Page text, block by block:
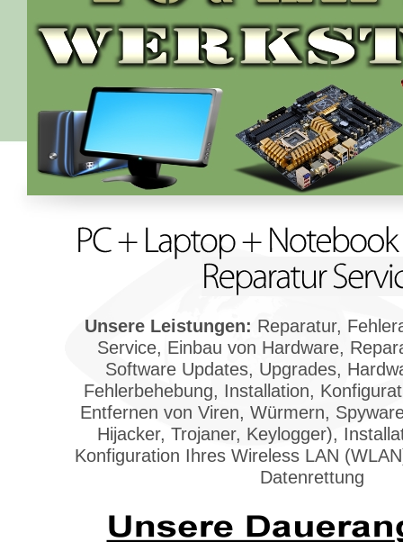
Unsere Leistungen: Reparatur,
Service, Einbau von Hardware,
Software Updates, Upgrades,
Fehlerbehebung, Installation,
Entfernen von Viren, Würmern,
Hijacker, Trojaner, Keylogger),
Konfiguration Ihres Wireless LAN
Datenrettung